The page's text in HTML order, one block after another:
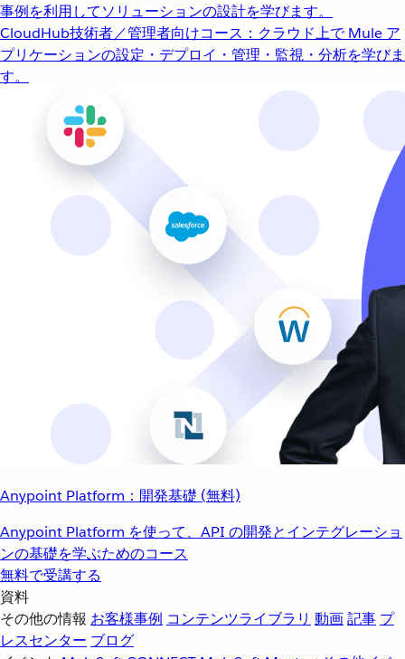
事例を利用してソリューションの設計を学びます。
CloudHub技術者／管理者向けコース：クラウド上で Mule ア
プリケーションの設定・デプロイ・管理・監視・分析を学びま
す。
Anypoint Platform：開発基礎 (無料)
Anypoint Platform を使って、API の開発とインテグレーショ
ンの基礎を学ぶためのコース
無料で受講する
資料
その他の情報 お客様事例 コンテンツライブラリ 動画記事 プ
レスセンター ブログ